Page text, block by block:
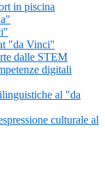
in piscina
"da Vinci"
dalle STEM
digitali
al "da
culturale al